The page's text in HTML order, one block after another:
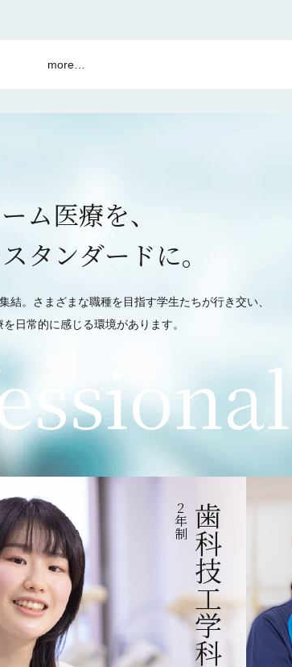
more…
ム医療を、
タンダードに。
結。さまざまな職種を目指す学生たちが行き交い、
日常的に感じる環境があります。
2
年
制歯科技工学科